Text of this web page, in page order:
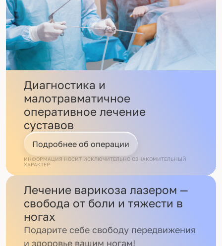
Диагностика и
малотравматичное
оперативное лечение
суставов
Подробнее об операции
ИНФОРМАЦИЯ НОСИТ ИСКЛЮЧИТЕЛЬНО ОЗНАКОМИТЕЛЬНЫЙ
ХАРАКТЕР
Лечение варикоза лазером —
свобода от боли и тяжести в
ногах
Подарите себе свободу передвижения
и здоровье вашим ногам!